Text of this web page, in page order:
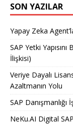
SON YAZILAR
Yapay Zeka
SAP Yetki
İlişkisi)
Veriye Dayalı
Azaltmanın Yolu
SAP
NeKu.AI Digital